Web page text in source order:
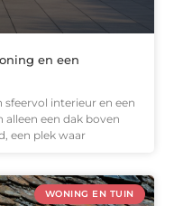
en een
interieur en een
alleen een dak boven
een plek waar
WONING EN TUIN